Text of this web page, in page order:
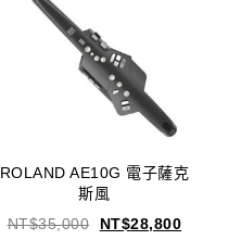
ROLAND AE10G 電子薩克
斯風
NT$35,000 NT$28,800